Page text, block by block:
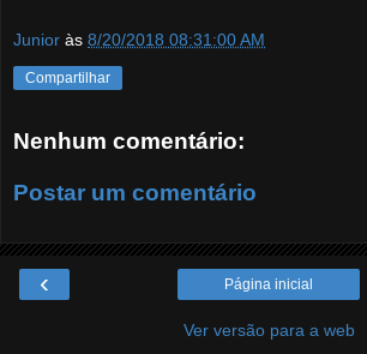
Junior às 8/20/2018 08:31:00 AM
Compartilhar
Nenhum comentário:
Postar um comentário
‹ Página inicial
Ver versão para a web